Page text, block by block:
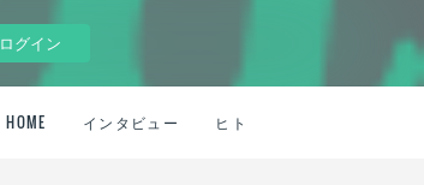
ログイン
HOME インタビュー ヒト